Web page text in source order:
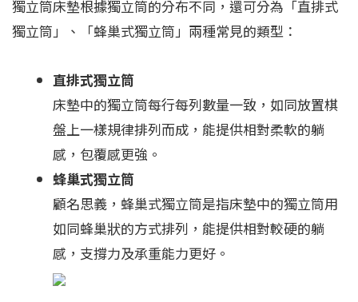
獨立筒床墊根據獨立筒的分布不同，還可分為「直排式
獨立筒」、「蜂巢式獨立筒」兩種常見的類型：
直排式獨立筒
床墊中的獨立筒每行每列數量一致，如同放置棋
盤上一樣規律排列而成，能提供相對柔軟的躺
感，包覆感更強。
蜂巢式獨立筒
顧名思義，蜂巢式獨立筒是指床墊中的獨立筒用
如同蜂巢狀的方式排列，能提供相對較硬的躺
感，支撐力及承重能力更好。